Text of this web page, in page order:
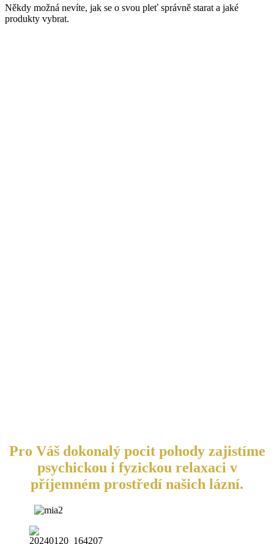
Někdy možná nevíte, jak se o svou pleť správně starat a jaké
produkty vybrat.
Pro Váš dokonalý pocit pohody zajistíme
psychickou i fyzickou relaxaci v
příjemném prostředí našich lázní.